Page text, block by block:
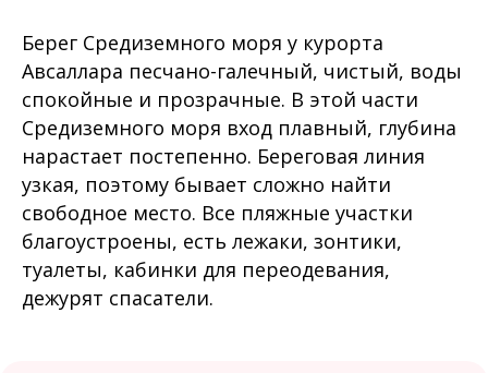
Берег Средиземного моря у курорта
Авсаллара песчано-галечный, чистый, воды
спокойные и прозрачные. В этой части
Средиземного моря вход плавный, глубина
нарастает постепенно. Береговая линия
узкая, поэтому бывает сложно найти
свободное место. Все пляжные участки
благоустроены, есть лежаки, зонтики,
туалеты, кабинки для переодевания,
дежурят спасатели.